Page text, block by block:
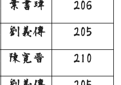
葉書瑋 206
劉義傳 205
陳寬晋 210